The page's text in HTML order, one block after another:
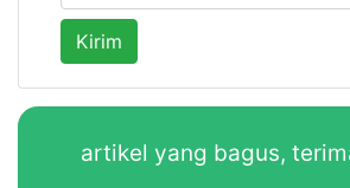
Kirim
artikel yang bagus,